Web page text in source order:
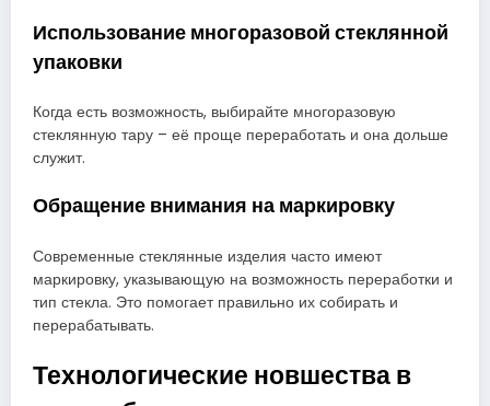
Использование многоразовой стеклянной
упаковки
Когда есть возможность, выбирайте многоразовую
стеклянную тару – её проще переработать и она дольше
служит.
Обращение внимания на маркировку
Современные стеклянные изделия часто имеют
маркировку, указывающую на возможность переработки и
тип стекла. Это помогает правильно их собирать и
перерабатывать.
Технологические новшества в